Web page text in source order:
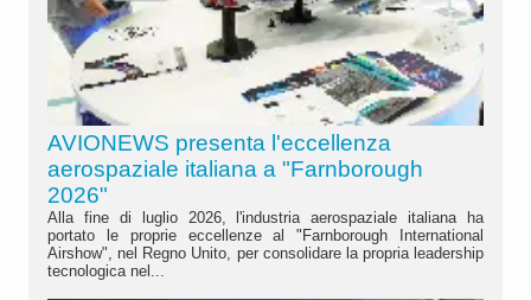
AVIONEWS presenta l'eccellenza
aerospaziale italiana a "Farnborough
2026"
Alla fine di luglio 2026, l'industria aerospaziale italiana ha
portato le proprie eccellenze al "Farnborough International
Airshow", nel Regno Unito, per consolidare la propria leadership
tecnologica nel...